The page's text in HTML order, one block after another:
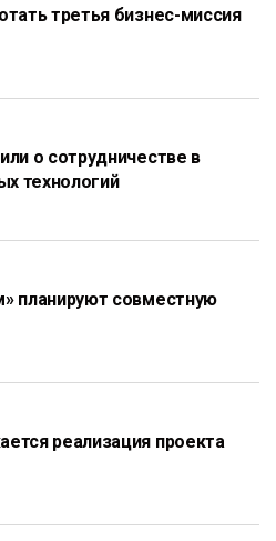
третья бизнес-миссия
о сотрудничестве в
технологий
планируют совместную
реализация проекта